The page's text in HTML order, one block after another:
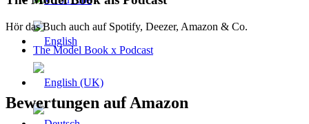
Hör das Buch auch auf Spotify, Deezer, Amazon & Co.
The Model Book x Podcast
Bewertungen auf Amazon